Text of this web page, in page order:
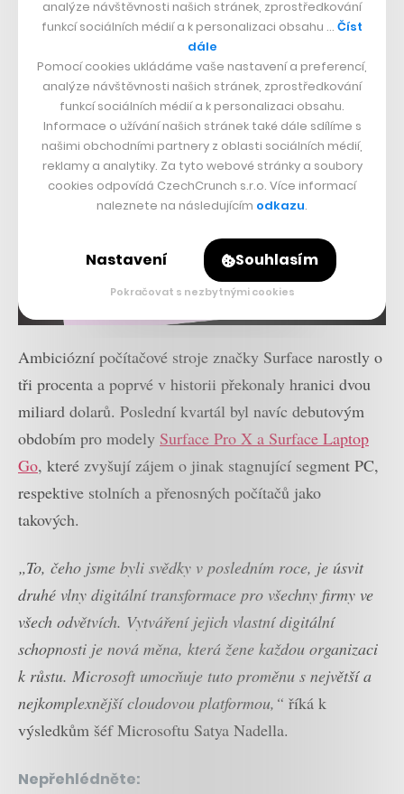
Ambiciózní počítačové stroje značky Surface narostly o
tři procenta a poprvé v historii překonaly hranici dvou
miliard dolarů. Poslední kvartál byl navíc debutovým
obdobím pro modely Surface Pro X a Surface Laptop
Go, které zvyšují zájem o jinak stagnující segment PC,
respektive stolních a přenosných počítačů jako
takových.
„To, čeho jsme byli svědky v posledním roce, je úsvit
druhé vlny digitální transformace pro všechny firmy ve
všech odvětvích. Vytváření jejich vlastní digitální
schopnosti je nová měna, která žene každou organizaci
k růstu. Microsoft umocňuje tuto proměnu s největší a
nejkomplexnější cloudovou platformou,“ říká k
výsledkům šéf Microsoftu Satya Nadella.
Nepřehlédněte:
analýze návštěvnosti našich stránek, zprostředkování
funkcí sociálních médií a k personalizaci obsahu … Číst
dále
Pomocí cookies ukládáme vaše nastavení a preferencí,
analýze návštěvnosti našich stránek, zprostředkování
funkcí sociálních médií a k personalizaci obsahu.
Informace o užívání našich stránek také dále sdílíme s
našimi obchodními partnery z oblasti sociálních médií,
reklamy a analytiky. Za tyto webové stránky a soubory
cookies odpovídá CzechCrunch s.r.o. Více informací
naleznete na následujícím odkazu.
Nastavení Souhlasím
Pokračovat s nezbytnými cookies